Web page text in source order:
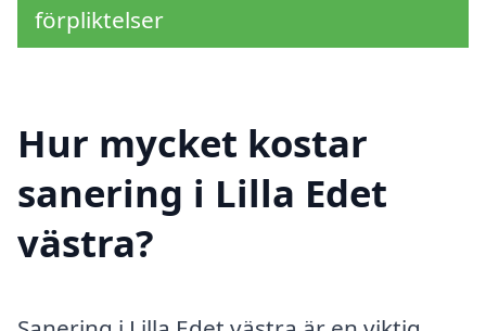
förpliktelser
Hur mycket kostar
sanering i Lilla Edet
västra?